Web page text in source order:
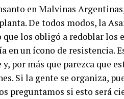
en Malvinas
De todos modos, la
los obligó a redoblar los
en un ícono de resistencia.
por más que parezca que
Si la gente se organiza,
preguntamos si esto será